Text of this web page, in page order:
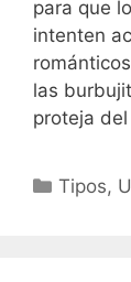
para que
intenten
las
proteja
Tipos,